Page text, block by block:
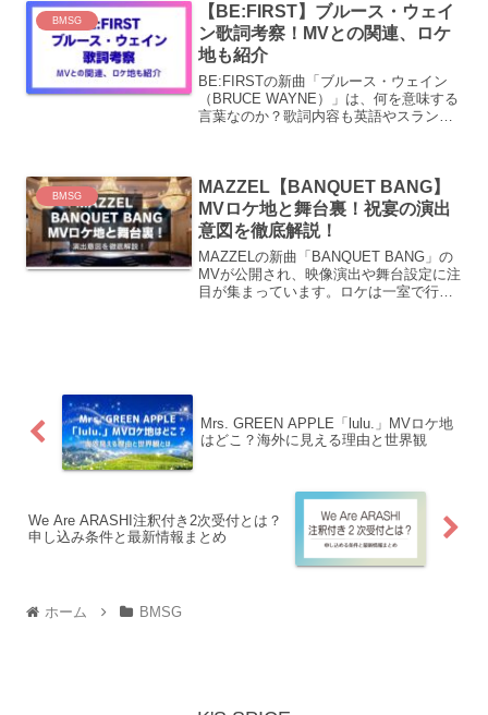
ロステージ、M...
BMSG
【BE:FIRST】ブルース・ウェイ
ン歌詞考察！MVとの関連、ロケ
地も紹介
BE:FIRSTの新曲「ブルース・ウェイン
（BRUCE WAYNE）」は、何を意味する
言葉なのか？歌詞内容も英語やスラング
公式に確...
BMSG
MAZZEL【BANQUET BANG】
MVロケ地と舞台裏！祝宴の演出
意図を徹底解説！
MAZZELの新曲「BANQUET BANG」の
MVが公開され、映像演出や舞台設定に注
目が集まっています。ロケは一室で行わ
Mrs. GREEN APPLE「lulu.」MVロケ地
はどこ？海外に見える理由と世界観
We Are ARASHI注釈付き2次受付とは？
申し込み条件と最新情報まとめ
ホーム BMSG